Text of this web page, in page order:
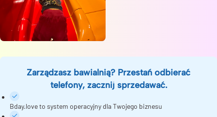
Zarządzasz bawialnią? Przestań odbierać
telefony, zacznij sprzedawać.
Bday.love to system operacyjny dla Twojego biznesu